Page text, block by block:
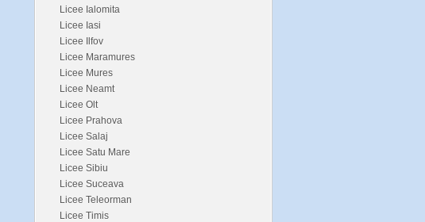
Licee Ialomita
Licee Iasi
Licee Ilfov
Licee Maramures
Licee Mures
Licee Neamt
Licee Olt
Licee Prahova
Licee Salaj
Licee Satu Mare
Licee Sibiu
Licee Suceava
Licee Teleorman
Licee Timis